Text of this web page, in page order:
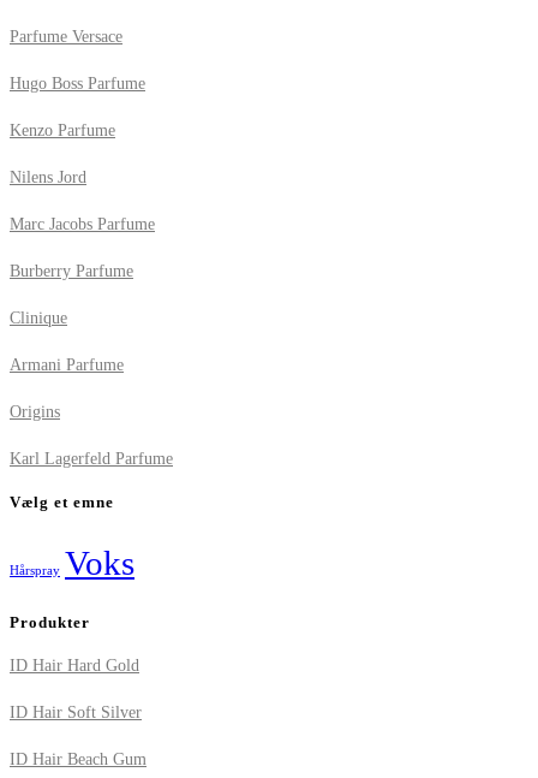
Parfume Versace
Hugo Boss Parfume
Kenzo Parfume
Nilens Jord
Marc Jacobs Parfume
Burberry Parfume
Clinique
Armani Parfume
Origins
Karl Lagerfeld Parfume
Vælg et emne
Hårspray Voks
Produkter
ID Hair Hard Gold
ID Hair Soft Silver
ID Hair Beach Gum